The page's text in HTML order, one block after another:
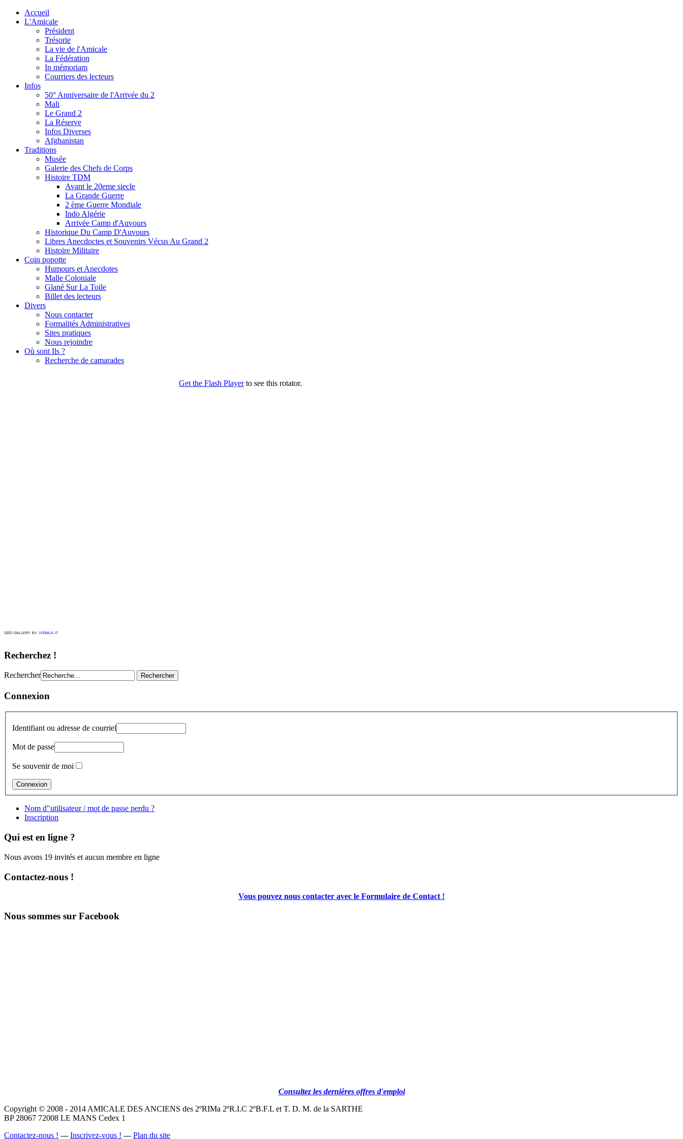
Accueil
L'Amicale
Président
Trésorie
La vie de l'Amicale
La Fédération
In mémoriam
Courriers des lecteurs
Infos
50° Anniversaire de l'Arrivée du 2
Mali
Le Grand 2
La Réserve
Infos Diverses
Afghanistan
Traditions
Musée
Galerie des Chefs de Corps
Histoire TDM
Avant le 20eme siecle
La Grande Guerre
2 ème Guerre Mondiale
Indo Algérie
Arrivée Camp d'Auvours
Historique Du Camp D'Auvours
Libres Anecdoctes et Souvenirs Vécus Au Grand 2
Histoire Militaire
Coin popotte
Humours et Anecdotes
Malle Coloniale
Glané Sur La Toile
Billet des lecteurs
Divers
Nous contacter
Formalités Administratives
Sites pratiques
Nous rejoindre
Où sont Ils ?
Recherche de camarades
Get the Flash Playerto see this rotator.
ozio gallery by joomla.it
Recherchez !
Rechercher
Connexion
Identifiant ou adresse de courriel
Mot de passe
Se souvenir de moi
Nom d"utilisateur / mot de passe perdu ?
Inscription
Qui est en ligne ?
Nous avons 19 invités et aucun membre en ligne
Contactez-nous !
Vous pouvez nous contacter avec le Formulaire de Contact !
Nous sommes sur Facebook
Consultez les dernières offres d'emploi
Copyright © 2008 - 2014 AMICALE DES ANCIENS des 2ºRIMa 2ºR.I.C 2ºB.F.L et T. D. M. de la SARTHE
BP 28067 72008 LE MANS Cedex 1
Contactez-nous ! --- Inscrivez-vous ! --- Plan du site